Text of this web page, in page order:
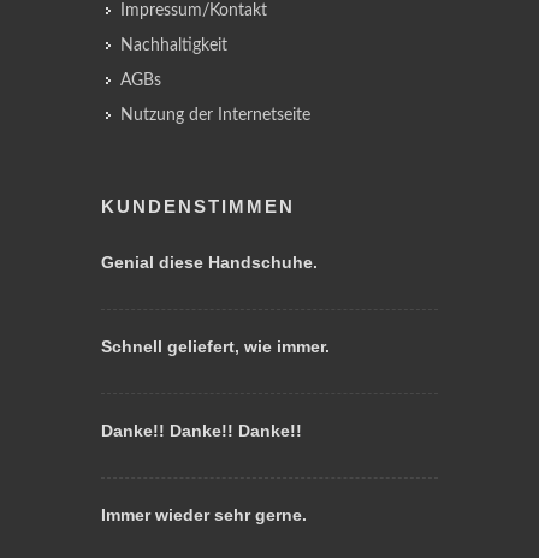
Impressum/Kontakt
Nachhaltigkeit
AGBs
Nutzung der Internetseite
KUNDENSTIMMEN
Genial diese Handschuhe.
Schnell geliefert, wie immer.
Danke!! Danke!! Danke!!
Immer wieder sehr gerne.